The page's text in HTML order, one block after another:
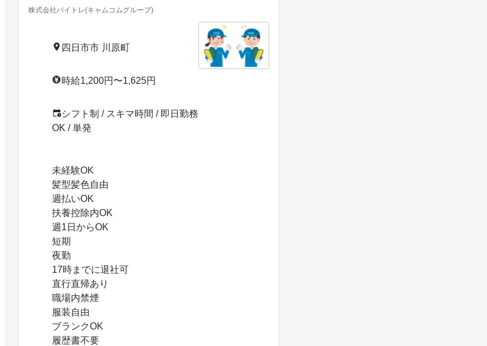
株式会社バイトレ(キャムコムグループ)
四日市市 川原町
時給1,200円〜1,625円
シフト制 / スキマ時間 / 即日勤務
OK / 単発
未経験OK
髪型髪色自由
週払いOK
扶養控除内OK
週1日からOK
短期
夜勤
17時までに退社可
直行直帰あり
職場内禁煙
服装自由
ブランクOK
履歴書不要